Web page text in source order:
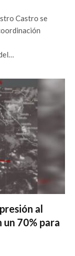
Castro se
al
70% para